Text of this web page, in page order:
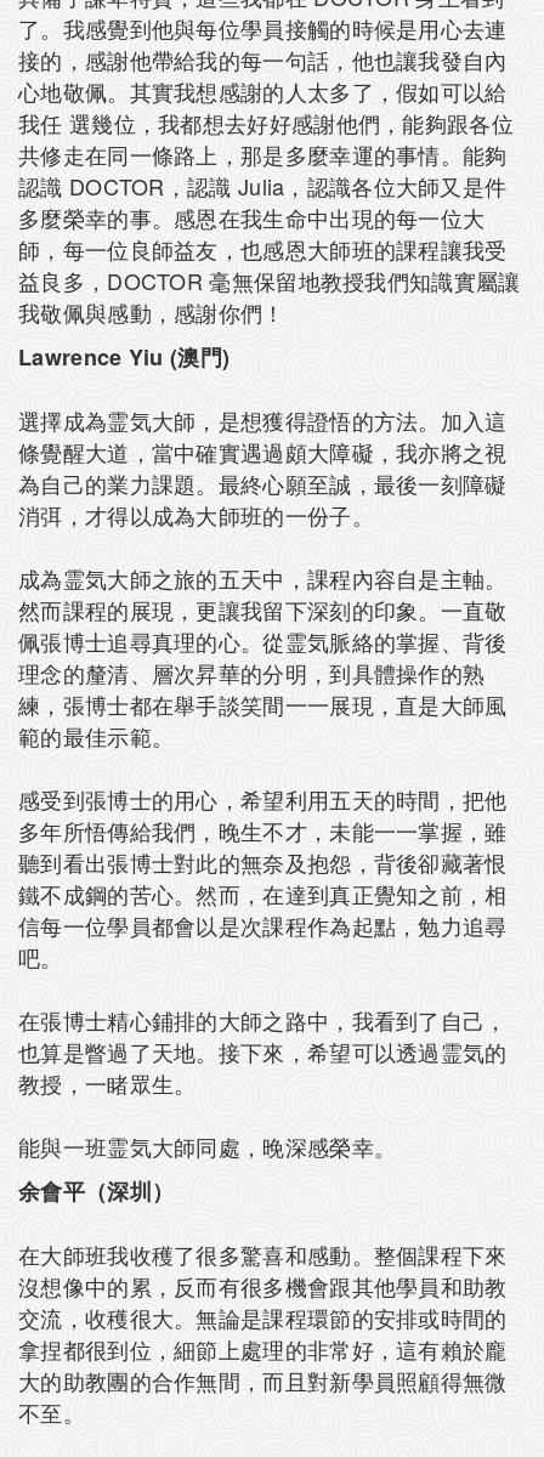
了。我感覺到他與每位學員接觸的時候是用心去連
接的，感謝他帶給我的每一句話，他也讓我發自內
心地敬佩。其實我想感謝的人太多了，假如可以給
我任 選幾位，我都想去好好感謝他們，能夠跟各位
共修走在同一條路上，那是多麼幸運的事情。能夠
認識 DOCTOR，認識 Julia，認識各位大師又是件
多麼榮幸的事。感恩在我生命中出現的每一位大
師，每一位良師益友，也感恩大師班的課程讓我受
益良多，DOCTOR 毫無保留地教授我們知識實屬讓
我敬佩與感動，感謝你們！
Lawrence Yiu (澳門)
選擇成為霊気大師，是想獲得證悟的方法。加入這
條覺醒大道，當中確實遇過頗大障礙，我亦將之視
為自己的業力課題。最終心願至誠，最後一刻障礙
消弭，才得以成為大師班的一份子。
成為霊気大師之旅的五天中，課程內容自是主軸。
然而課程的展現，更讓我留下深刻的印象。一直敬
佩張博士追尋真理的心。從霊気脈絡的掌握、背後
理念的釐清、層次昇華的分明，到具體操作的熟
練，張博士都在舉手談笑間一一展現，直是大師風
範的最佳示範。
感受到張博士的用心，希望利用五天的時間，把他
多年所悟傳給我們，晚生不才，未能一一掌握，雖
聽到看出張博士對此的無奈及抱怨，背後卻藏著恨
鐵不成鋼的苦心。然而，在達到真正覺知之前，相
信每一位學員都會以是次課程作為起點，勉力追尋
吧。
在張博士精心鋪排的大師之路中，我看到了自己，
也算是瞥過了天地。接下來，希望可以透過霊気的
教授，一睹眾生。
能與一班霊気大師同處，晚深感榮幸。
余會平（深圳）
在大師班我收穫了很多驚喜和感動。整個課程下來
沒想像中的累，反而有很多機會跟其他學員和助教
交流，收穫很大。無論是課程環節的安排或時間的
拿捏都很到位，細節上處理的非常好，這有賴於龐
大的助教團的合作無間，而且對新學員照顧得無微
不至。